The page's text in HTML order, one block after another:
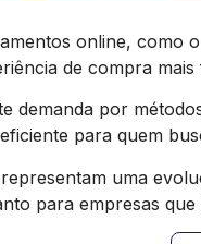
online, como
de compra
demanda por
para quem
uma
para empresas